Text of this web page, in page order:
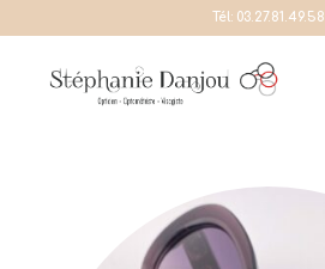
Tél: 03.27.81.49.58